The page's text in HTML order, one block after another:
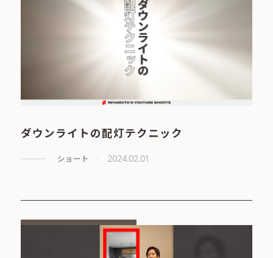
ダウンライトの配灯テクニック
ショート 2024.02.01